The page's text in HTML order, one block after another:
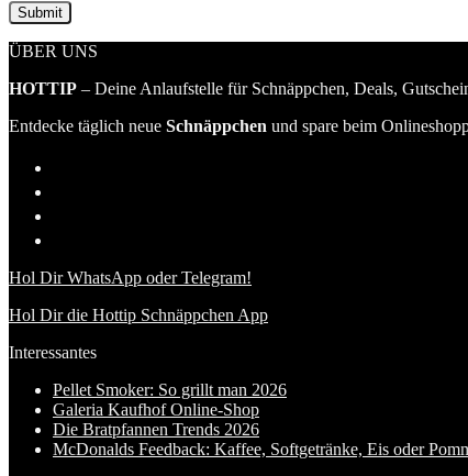
ÜBER UNS
HOTTIP – Deine Anlaufstelle für Schnäppchen, Deals,
Entdecke täglich neue Schnäppchen und spare beim
Hol Dir WhatsApp oder Telegram!
Hol Dir die Hottip Schnäppchen App
Interessantes
Pellet Smoker: So grillt man 2026
Galeria Kaufhof Online-Shop
Die Bratpfannen Trends 2026
McDonalds Feedback: Kaffee, Softgetränke, Eis oder